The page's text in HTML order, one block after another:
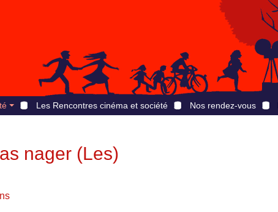
Les Rencontres cinéma et société Nos rendez-vous
nager (Les)